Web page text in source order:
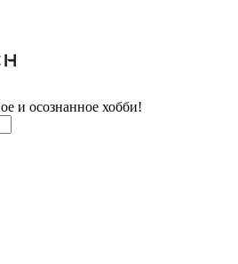
и осознанное хобби!